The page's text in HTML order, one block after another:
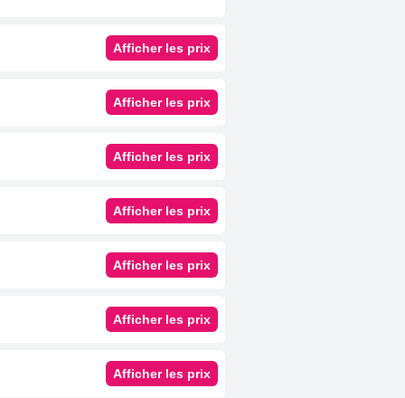
Afficher les prix
Afficher les prix
Afficher les prix
Afficher les prix
Afficher les prix
Afficher les prix
Afficher les prix